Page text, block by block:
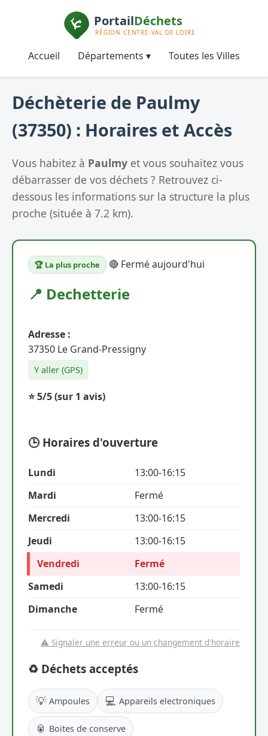
Accueil Départements ▾ Toutes les Villes
Déchèterie de Paulmy
(37350) : Horaires et Accès
Vous habitez à Paulmy et vous souhaitez vous
débarrasser de vos déchets ? Retrouvez ci-
dessous les informations sur la structure la plus
proche (située à 7.2 km).
🏆 La plus proche 🔴 Fermé aujourd'hui
📍 Dechetterie
Adresse :
37350 Le Grand-Pressigny
Y aller (GPS)
⭐ 5/5(sur 1 avis)
🕒 Horaires d'ouverture
Lundi
13:00-16:15
Mardi
Fermé
Mercredi
13:00-16:15
Jeudi
13:00-16:15
Vendredi
Fermé
Samedi
13:00-16:15
Dimanche
Fermé
⚠️ Signaler une erreur ou un changement d'horaire
♻️ Déchets acceptés
💡 Ampoules 💻 Appareils electroniques
🥫 Boites de conserve